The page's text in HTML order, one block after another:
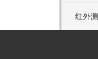
红外